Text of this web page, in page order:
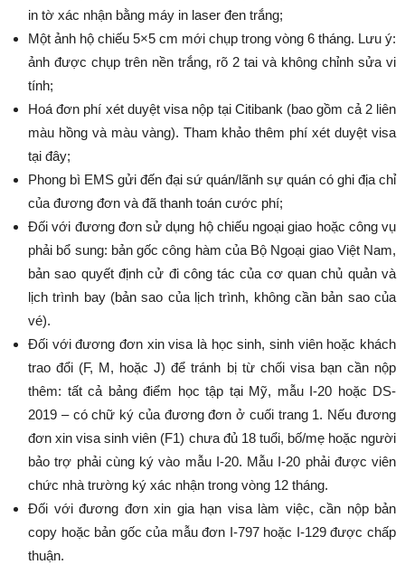
in tờ xác nhận bằng máy in laser đen trắng;
Một ảnh hộ chiếu 5×5 cm mới chụp trong vòng 6 tháng. Lưu ý:
ảnh được chụp trên nền trắng, rõ 2 tai và không chỉnh sửa vi
tính;
Hoá đơn phí xét duyệt visa nộp tại Citibank (bao gồm cả 2 liên
màu hồng và màu vàng). Tham khảo thêm phí xét duyệt visa
tại đây;
Phong bì EMS gửi đến đại sứ quán/lãnh sự quán có ghi địa chỉ
của đương đơn và đã thanh toán cước phí;
Đối với đương đơn sử dụng hộ chiếu ngoại giao hoặc công vụ
phải bổ sung: bản gốc công hàm của Bộ Ngoại giao Việt Nam,
bản sao quyết định cử đi công tác của cơ quan chủ quản và
lịch trình bay (bản sao của lịch trình, không cần bản sao của
vé).
Đối với đương đơn xin visa là học sinh, sinh viên hoặc khách
trao đổi (F, M, hoặc J) để tránh bị từ chối visa bạn cần nộp
thêm: tất cả bảng điểm học tập tại Mỹ, mẫu I-20 hoặc DS-
2019 – có chữ ký của đương đơn ở cuối trang 1. Nếu đương
đơn xin visa sinh viên (F1) chưa đủ 18 tuổi, bố/mẹ hoặc người
bảo trợ phải cùng ký vào mẫu I-20. Mẫu I-20 phải được viên
chức nhà trường ký xác nhận trong vòng 12 tháng.
Đối với đương đơn xin gia hạn visa làm việc, cần nộp bản
copy hoặc bản gốc của mẫu đơn I-797 hoặc I-129 được chấp
thuận.